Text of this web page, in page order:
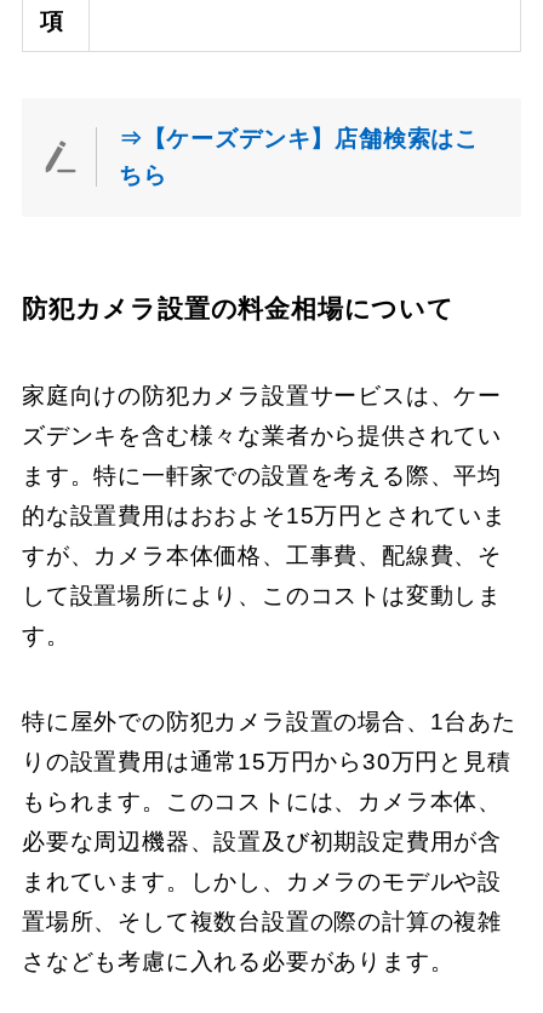
項
⇒【ケーズデンキ】店舗検索はこ
ちら
防犯カメラ設置の料金相場について
家庭向けの防犯カメラ設置サービスは、ケー
ズデンキを含む様々な業者から提供されてい
ます。特に一軒家での設置を考える際、平均
的な設置費用はおおよそ15万円とされていま
すが、カメラ本体価格、工事費、配線費、そ
して設置場所により、このコストは変動しま
す。
特に屋外での防犯カメラ設置の場合、1台あた
りの設置費用は通常15万円から30万円と見積
もられます。このコストには、カメラ本体、
必要な周辺機器、設置及び初期設定費用が含
まれています。しかし、カメラのモデルや設
置場所、そして複数台設置の際の計算の複雑
さなども考慮に入れる必要があります。